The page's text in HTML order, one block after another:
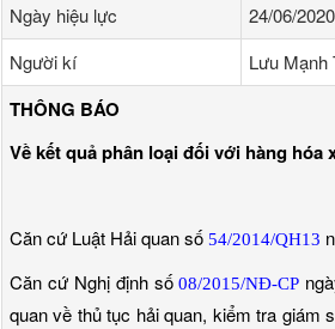
Ngày hiệu lực
24/06/2020
Người kí
Lưu Mạnh
THÔNG BÁO
Về kết quả phân loại đối với hàng hóa
Căn cứ Luật Hải quan số 54/2014/QH13
Căn cứ Nghị định số08/2015/NĐ-CP
quan về thủ tục hải quan, kiểm tra giám